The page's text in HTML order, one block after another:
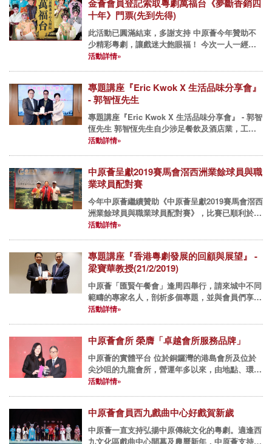
金薈會員登記索取粵劇萬福台《夢斷香銷四
十年》門票(先到先得)
此活動已圓滿結束，多謝支持 中原薈今年贊助不
少精彩粵劇，讓戲迷大飽眼福！ 今次一人一經典
【粵劇萬福台】，將於5月份獻上多台精彩好戲，
活動詳情»
專題講座『Eric Kwok X 生活品味分享會』
- 郭智恆先生
專題講座『Eric Kwok X 生活品味分享會』 - 郭智
恆先生 郭智恆先生自少涉足餐飲及酒店業，工作
經驗涵藝五星級酒店多個領域，曾分別擔任文華東
活動詳情»
中原薈呈獻2019賽馬會滘西洲業餘球員與職
業球員配對賽
今年中原薈繼續贊助《中原薈呈獻2019賽馬會滘西
洲業餘球員與職業球員配對賽》，比賽已順利於3
月4日賽馬會滘西洲公眾高爾夫球場(北場)舉行。今
活動詳情»
專題講座『香港粵劇發展的回顧與展望』 -
梁寶華教授(21/2/2019)
中原薈「匯賢午餐會」逢周四舉行，請來城中不同
範疇的專家名人，剖析多個專題，並與會員們享用
佳餚，互相交流經驗。 2019年午餐會： 2月21日
活動詳情»
中原薈會所 榮膺「卓越會所服務品牌」
中原薈的實體平台 位於銅鑼灣的港島會所及位於
尖沙咀的九龍會所，營運年多以來，由地點、環
境、裝修、飲食、人員配置至配套設備，都竭力為
活動詳情»
中原薈會員西九戲曲中心好戲賀新歲
中原薈一直支持弘揚中原傳統文化的粵劇。適逢西
九文化區戲曲中心開幕及農曆新年，中原薈支持日